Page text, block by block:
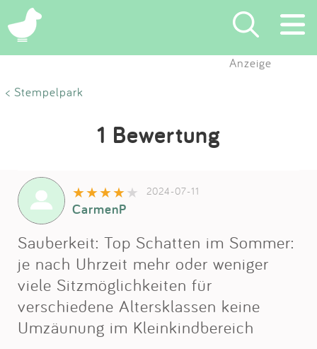
Eintragen
Partner
Kontakt
Impressum
Anzeige
< Stempelpark
1 Bewertung
2024-07-11
CarmenP
Sauberkeit: Top Schatten im Sommer:
je nach Uhrzeit mehr oder weniger
viele Sitzmöglichkeiten für
verschiedene Altersklassen keine
Umzäunung im Kleinkindbereich